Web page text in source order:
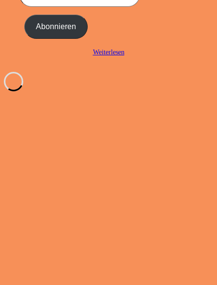
E-
Adresse
ein ... Abonnieren
Weiterlesen